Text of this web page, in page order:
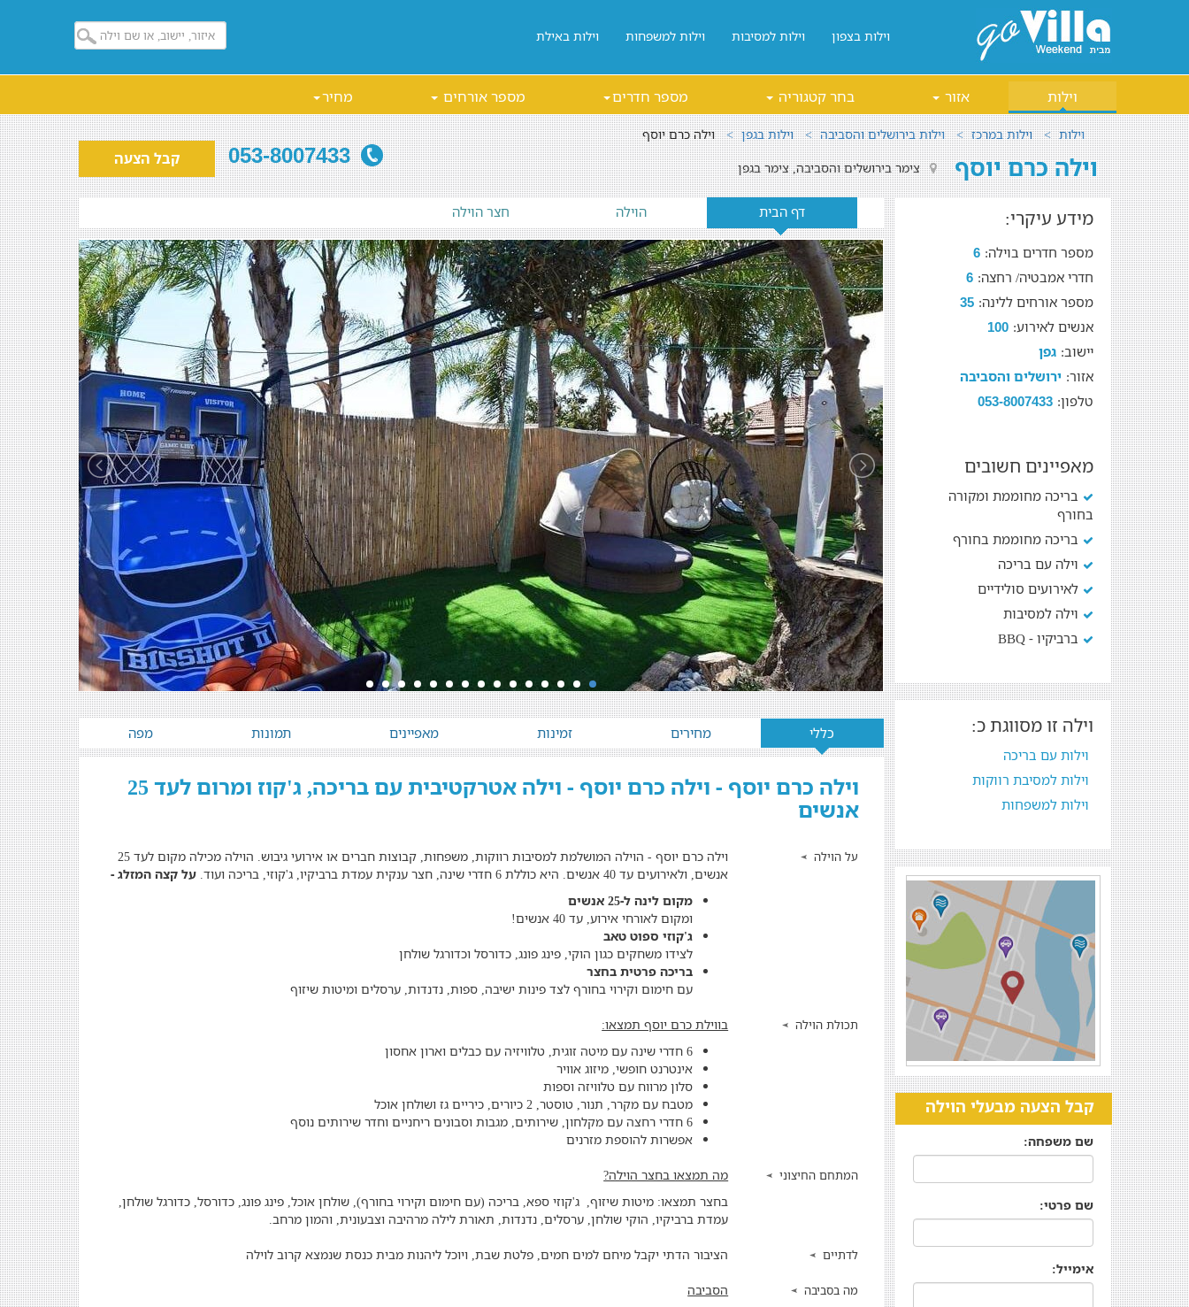
וילות בצפון וילות למסיבות וילות למשפחות וילות באילת
וילות אזור בחר קטגוריה מספר חדרים מספר אורחים מחיר
וילות וילות במרכז וילות בירושלים והסביבה וילות בגפן וילה כרם יוסף
וילה כרם יוסף צימר בירושלים והסביבה, צימר בגפן קבל הצעה 053-8007433
מידע עיקרי:
מספר חדרים בוילה: 6
חדרי אמבטיה/ רחצה: 6
מספר אורחים ללינה: 35
אנשים לאירוע: 100
יישוב: גפן
אזור: ירושלים והסביבה
טלפון: 053-8007433
מאפיינים חשובים
בריכה מחוממת ומקורה
בחורף
בריכה מחוממת בחורף
וילה עם בריכה
לאירועים סולידיים
וילה למסיבות
ברביקיו - BBQ
וילה זו מסווגת כ:
וילות עם בריכה
וילות למסיבת רווקות
וילות למשפחות
קבל הצעה מבעלי הוילה
שם משפחה:
שם פרטי:
אימייל:
דף הבית הוילה חצר הוילה
כללי מחירים זמינות מאפיינים תמונות מפה
וילה כרם יוסף - וילה כרם יוסף - וילה אטרקטיבית עם בריכה, ג'קוז ומרום לעד 25
אנשים
על הוילה
וילה כרם יוסף - הוילה המושלמת למסיבות רווקות, משפחות, קבוצות חברים או אירועי גיבוש. הוילה מכילה מקום לעד 25
אנשים, ולאירועים עד 40 אנשים. היא כוללת 6 חדרי שינה, חצר ענקית עמדת ברביקיו, ג'קוזי, בריכה ועוד.
על קצה המזלג -
מקום לינה ל-25 אנשים
ומקום לאורחי אירוע, עד 40 אנשים!
ג'קוזי ספוט טאב
לצידו משחקים כגון הוקי, פינג פונג, כדורסל וכדורגל שולחן
בריכה פרטית בחצר
עם חימום וקירוי בחורף לצד פינות ישיבה, ספות, נדנדות, ערסלים ומיטות שיזוף
תכולת הוילה
בווילת כרם יוסף תמצאו:
6 חדרי שינה עם מיטה זוגית, טלוויזיה עם כבלים וארון אחסון
אינטרנט חופשי, מיזוג אוויר
סלון מרווח עם טלוויזה וספות
מטבח עם מקרר, תנור, טוסטר, 2 כיורים, כיריים גז ושולחן אוכל
6 חדרי רחצה עם מקלחון, שירותים, מגבות וסבונים ריחניים וחדר שירותים נוסף
אפשרות להוספת מזרנים
המתחם החיצוני
מה תמצאו בחצר הוילה?
בחצר תמצאו: מיטות שיזוף, ג'קוזי ספא, בריכה (עם חימום וקירוי בחורף), שולחן אוכל, פינג פונג, כדורסל, כדורגל שולחן,
עמדת ברביקיו, הוקי שולחן, ערסלים, נדנדות, תאורת לילה מרהיבה וצבעונית, והמון מרחב.
לדתיים הציבור הדתי יקבל מיחם למים חמים, פלטת שבת, ויוכל ליהנות מבית כנסת שנמצא קרוב לוילה
מה בסביבה
הסביבה